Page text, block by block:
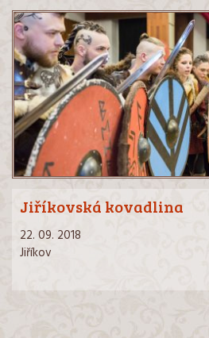
Jiříkovská kovadlina
22. 09. 2018
Jiříkov